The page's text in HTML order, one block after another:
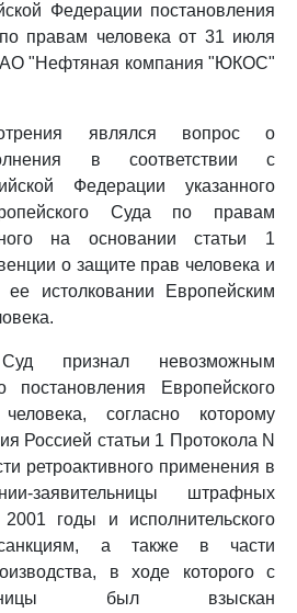
Федерации постановления
правам человека от 31 июля
"Нефтяная компания "ЮКОС"
являлся вопрос о
в соответствии с
Федерации указанного
Суда по правам
на основании статьи 1
о защите прав человека и
истолковании Европейским
Суд признал невозможным
постановления Европейского
согласно которому
Россией статьи 1 Протокола N
ретроактивного применения в
заявительницы штрафных
годы и исполнительского
а также в части
в ходе которого с
был взыскан